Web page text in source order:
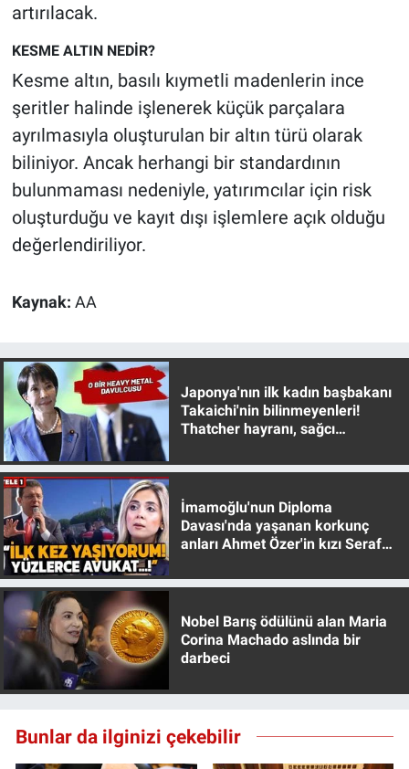
artırılacak.
KESME ALTIN NEDİR?
Kesme altın, basılı kıymetli madenlerin ince
şeritler halinde işlenerek küçük parçalara
ayrılmasıyla oluşturulan bir altın türü olarak
biliniyor. Ancak herhangi bir standardının
bulunmaması nedeniyle, yatırımcılar için risk
oluşturduğu ve kayıt dışı işlemlere açık olduğu
değerlendiriliyor.
Kaynak: AA
Japonya'nın ilk kadın başbakanı
Takaichi'nin bilinmeyenleri!
Thatcher hayranı, sağcı
İmamoğlu'nun Diploma
Davası'nda yaşanan korkunç
anları Ahmet Özer'in kızı Seraf
Nobel Barış ödülünü alan Maria
Corina Machado aslında bir
darbeci
Bunlar da ilginizi çekebilir
Canlı Yayın